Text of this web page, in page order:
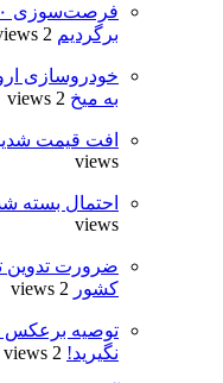
برگردیم 2 views
خودروسازی
به میخ 2 views
افت قیمت
views
احتمال بسته
views
ضرورت تدوین
کشور 2 views
توصیه برعکس
نگیرید! 2 views